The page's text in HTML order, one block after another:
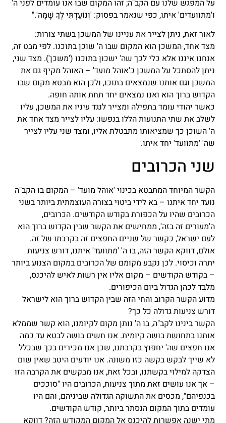
על המפגש שלנו עם הקב"ה; זהו המקום שבו אנו עומדים לפני ה'
ו'מתוועדים' איתו, כפי שנאמר בפסוק: 'וְנוֹעַדְתִּי לְךָ שָׁמָּה'."
לאור זאת, ניתן לצייר את עניינו של המשכן בשתי צורות:
מצד אחד, המשכן הוא המקום שבו ה' שוכן בתוכנו. לפי מבט זה,
אנחנו איננו אלא כלי לכך שה' ישכון בתוכנו ('משכן'). מצד שני,
ניתן להסתכל על המשכן כ'אוהל מועד' – האוהל מקיף גם את
המשכן וגם אותנו שנמצאים בתוכו, ולכן הוא מבטא מקום שבו
הקדוש ברוך הוא ואנו נמצאים יחד תחת אותה חופה.
כאשר יהודי עומד בתפילה ומצייר לנגד עיניו את המשכן, עליו
לשלב את שתי התנועות הללו בנפשו: עליו לצייר מצד אחד את
ה' השוכן כך שמציאותו מתבטלת אליו, ומצד שני עליו לצייר
שה' 'מתוועד' יחד איתו.
שני הכרובים
הקשר המיוחד המתבטא בכינוי 'אוהל מועד' – המקום בו הקב"ה
נועד יחד איתנו – בא לידי ביטוי בצורה העוצמתית ביותר בשני
הכרובים שהיו על הכפורת בקודש הקודשים. הכרובים,
ה'מעורים זה בזה', ממחישים את הקשר שבין הקדוש ברוך הוא
לעם ישראל, כקשר של שניים החפצים זה בקרבתו של זה.
אולם, דווקא הקשר הזה, בו ה' 'מתוועד' איתנו, דורש צניעות
יתרה וכיסוי. לכן נקבע מקומם של הכרובים במקום הצנוע ביותר
– בקודש הקודשים – מקום אליו אין רשות לאיש להיכנס,
מלבד לכהן הגדול ביום הכיפורים.
מדוע הקשר הקרוב והחי הזה שבין הקדוש ברוך הוא לישראל
דורש צניעות גדולה כל כך?
הקשר בינינו לקב"ה, בו ה' נותן מקום לקיומנו, הוא קשר שממלא
אותנו בתחושת בושה קיומית. אנו חשים בושה לבטא עד כמה
אנו חפצים שה' יחפוץ בקרבתנו, שכן אנו מכירים בכך שבכלל
לא שייך לבקש בקשה כזו משונה. אנו יודעים היטב שאין שום
הצדקה למילוי בקשתנו, ובכל זאת, אנו מבקשים את הקרבה הזו
– אך אנו עושים זאת מתוך צניעות, הכרובים היו "סוככים
בכנפיהם", מכסים את התשוקה הגדולה שביניהם, והם היו
עומדים בתוך המקום הנסתר ביותר, קודש הקודשים.
מתי ישנה אפשרות להיכנס אל המקום המקודש הזה? דווקא